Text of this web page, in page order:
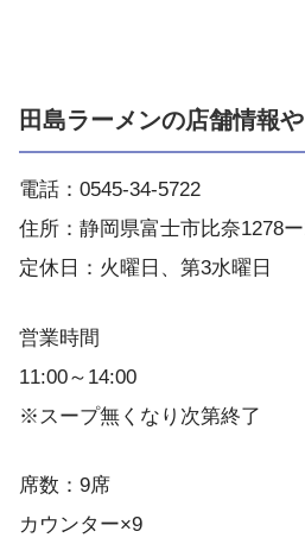
田島ラーメンの店舗情報
電話：0545-34-5722
住所：静岡県富士市比奈1278
定休日：火曜日、第3水曜日
営業時間
11:00～14:00
※スープ無くなり次第終了
席数：9席
カウンター×9